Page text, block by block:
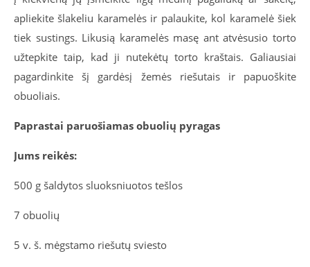
apliekite šlakeliu karamelės ir palaukite, kol karamelė šiek
tiek sustings. Likusią karamelės masę ant atvėsusio torto
užtepkite taip, kad ji nutekėtų torto kraštais. Galiausiai
pagardinkite šį gardėsį žemės riešutais ir papuoškite
obuoliais.
Paprastai paruošiamas obuolių pyragas
Jums reikės:
500 g šaldytos sluoksniuotos tešlos
7 obuolių
5 v. š. mėgstamo riešutų sviesto